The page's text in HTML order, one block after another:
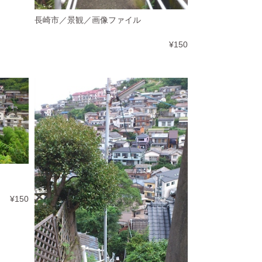
長崎市／景観／画像ファイル
¥150
¥150